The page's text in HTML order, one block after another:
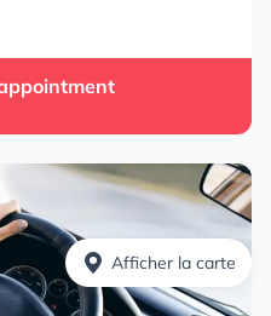
Afficher la carte